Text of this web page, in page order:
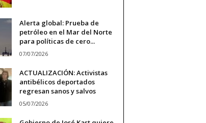
Alerta global: Prueba de
petróleo en el Mar del Norte
para políticas de cero...
07/07/2026
ACTUALIZACIÓN: Activistas
antibélicos deportados
regresan sanos y salvos
05/07/2026